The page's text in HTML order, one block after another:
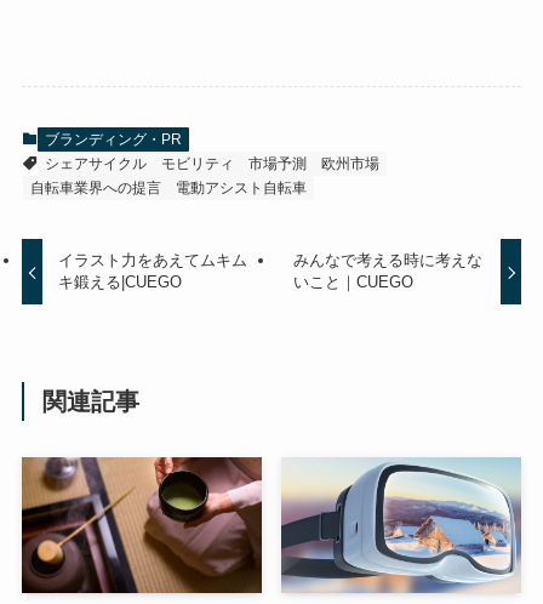
ブランディング・PR
シェアサイクル
モビリティ 市場予測
欧州市場
自転車業界への提言
電動アシスト自転車
イラスト力をあえてムキム
キ鍛える|CUEGO
みんなで考える時に考えな
いこと｜CUEGO
関連記事